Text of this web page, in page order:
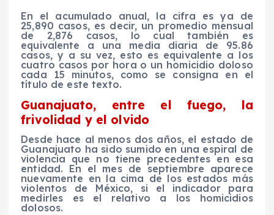
En el acumulado anual, la cifra es ya de
25,890 casos, es decir, un promedio mensual
de 2,876 casos, lo cual también es
equivalente a una media diaria de 95.86
casos, y a su vez, esto es equivalente a los
cuatro casos por hora o un homicidio doloso
cada 15 minutos, como se consigna en el
título de este texto.
Guanajuato, entre el fuego, la
frivolidad y el olvido
Desde hace al menos dos años, el estado de
Guanajuato ha sido sumido en una espiral de
violencia que no tiene precedentes en esa
entidad. En el mes de septiembre aparece
nuevamente en la cima de los estados más
violentos de México, si el indicador para
medirles es el relativo a los homicidios
dolosos.